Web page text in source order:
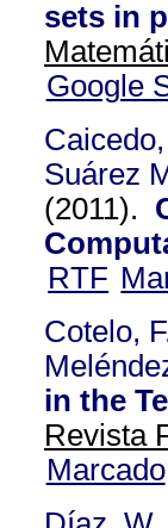
sets in
Google
Suárez
(2011).
RTF
Cotelo,
in the
Revista
Marcado